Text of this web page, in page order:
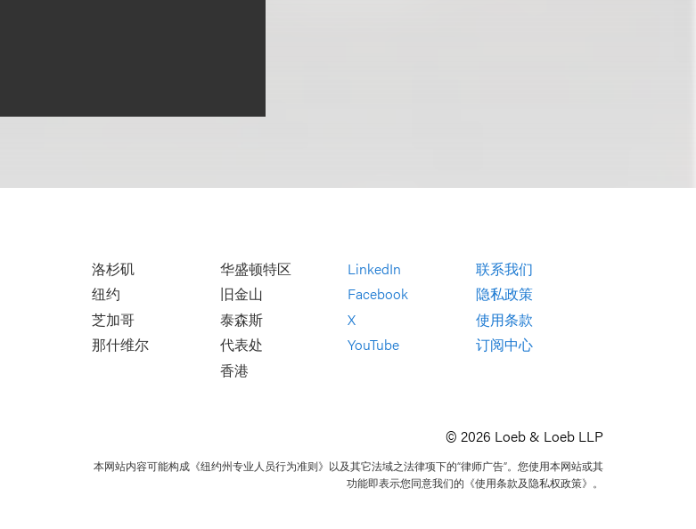
洛杉矶
纽约
芝加哥
那什维尔
华盛顿特区
旧金山
泰森斯
代表处
香港
LinkedIn
Facebook
X
YouTube
联系我们
隐私政策
使用条款
订阅中心
© 2026 Loeb & Loeb LLP
本网站内容可能构成《纽约州专业人员行为准则》以及其它法域之法律项下的“律师广告”。您使用本网站或其
功能即表示您同意我们的《使用条款及隐私权政策》。